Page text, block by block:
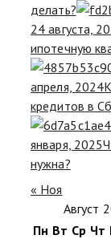
делать?
24 августа,
ипотечную
апреля, 2024
кредитов в
января, 2025
нужна?
« Ноя
Август
Пн Вт Ср Чт